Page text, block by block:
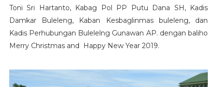
Toni Sri Hartanto, Kabag Pol PP Putu Dana SH, Kadis
Damkar Buleleng, Kaban Kesbaglinmas buleleng, dan
Kadis Perhubungan Bulelelng Gunawan AP. dengan baliho
Merry Christmas and Happy New Year 2019.